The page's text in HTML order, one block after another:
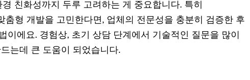
친화성까지 두루 고려하는 게 중요합니다. 특히
춤형 개발을 고민한다면, 업체의 전문성을 충분히 검증한 후
이에요. 경험상, 초기 상담 단계에서 기술적인 질문을 많이
는데 큰 도움이 되었습니다.